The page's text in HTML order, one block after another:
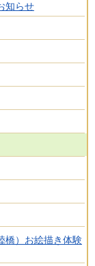
知らせ
橋）お絵描き体験